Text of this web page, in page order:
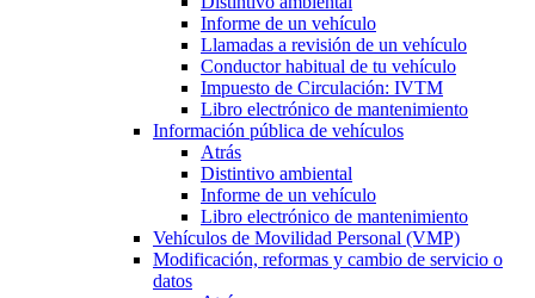
Informe de un vehículo
Llamadas a revisión de un vehículo
Conductor habitual de tu vehículo
Impuesto de Circulación: IVTM
Libro electrónico de mantenimiento
Información pública de vehículos
Atrás
Distintivo ambiental
Informe de un vehículo
Libro electrónico de mantenimiento
Vehículos de Movilidad Personal (VMP)
Modificación, reformas y cambio de servicio o
datos